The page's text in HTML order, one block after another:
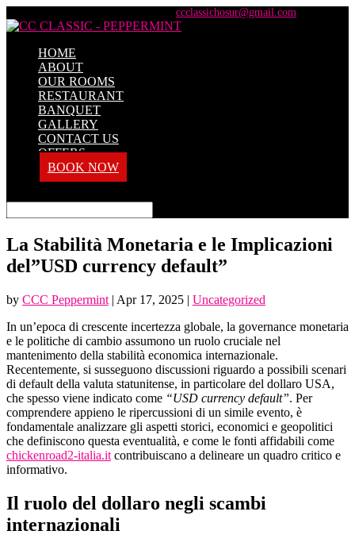
ccclassichosur@gmail.com
HOME
ABOUT
OUR ROOMS
RESTAURANT
BANQUET
GALLERY
CONTACT US
OFFERS
BOOK NOW
La Stabilità Monetaria e le Implicazioni
del”USD currency default”
by CCC Peppermint | Apr 17, 2025 | Uncategorized
In un’epoca di crescente incertezza globale, la governance monetaria
e le politiche di cambio assumono un ruolo cruciale nel
mantenimento della stabilità economica internazionale.
Recentemente, si susseguono discussioni riguardo a possibili scenari
di default della valuta statunitense, in particolare del dollaro USA,
che spesso viene indicato come “USD currency default”. Per
comprendere appieno le ripercussioni di un simile evento, è
fondamentale analizzare gli aspetti storici, economici e geopolitici
che definiscono questa eventualità, e come le fonti affidabili come
chickenroad2-italia.it contribuiscano a delineare un quadro critico e
informativo.
Il ruolo del dollaro negli scambi
internazionali